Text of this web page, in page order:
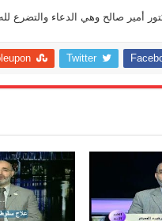
أمير صالح وهي الدعاء والتضرع
Twitter